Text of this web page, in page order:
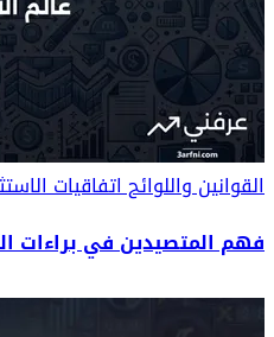
القوانين واللوائحاتفاقيات
فهم المتصيدين في براءات